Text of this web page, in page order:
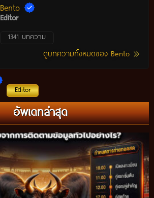
Bento
Editor
1341 บทความ
ดูบทความทั้งหมดของ Bento
Editor
อัพเดทล่าสุด